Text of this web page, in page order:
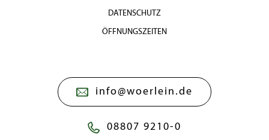
DATENSCHUTZ
ÖFFNUNGSZEITEN
info@woerlein.de
08807 9210-0